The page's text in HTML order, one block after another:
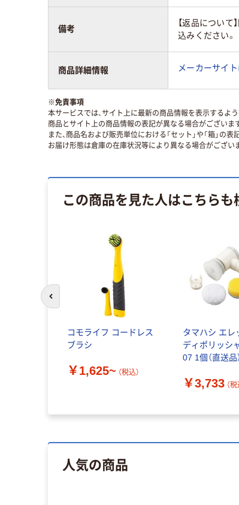
備考
【返品につい
込みください。
商品詳細情報 メーカーサイ
※免責事項
本サービスでは、サイト上に最新の商品情報を表示するよう
商品とサイト上の商品情報の表記が異なる場合がございま
また、商品名および販売単位における「セット」や「箱」の
お届け形態は倉庫の在庫状況等により異なる場合がござい
この商品を見た人はこちら
コモライフ コードレス
ブラシ
￥1,625~ （税込）
タマハシ エレ
ディポリッシ
07 1個（直送品）
￥3,733 （税
人気の商品